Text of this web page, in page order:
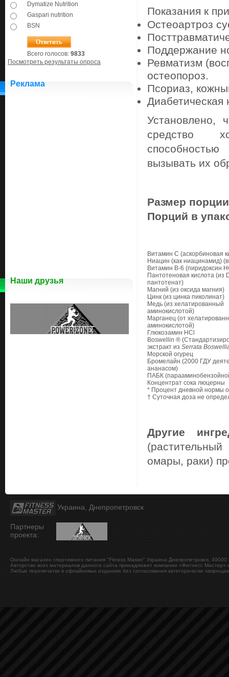
Dymatize Nutrition
Gaspari nutrition
BSN
Всего голосов: 9833
Посмотреть результаты опроса
Реклама
Наши друзья
Показания к
Остеоартроз
Поддержание
Ревматизм
остеопороз.
Псориаз,
Диабетическая
Установлено,
средство
вызывать их
Размер
Порций в
Витамин С (аскорбиновая
Ниацин (как ниацинамид)
Витамин B-6 (пиридоксин
Пантотеновая кислота (из
пантотенат)
Магний (из оксида магния)
Цинк (из цинка пиколинат)
Медь (из хелатированный
аминокислотой)
Марганец (от
аминокислотой)
Глюкозамин HCl
Boswellin ®
экстракт из Serrata
Морской огурец
Бромелайн (2000 ГДУ
ананасом)
ПАБК
Концентрат сока люцерны
* Процент дневной нормы
† Суточная доза не
Другие
омары, раки)
Украина, Днепропетровск
Партнеры
проекта:
Онлайн магазин спортивного питания "Fitness Master" Украина Днепропетровск 49000
Авторство всех материалов данного сайта принадлежит компании «Фитнесс Мастер»
Любые перепечатки в офлайновых изданиях без согласования категорически